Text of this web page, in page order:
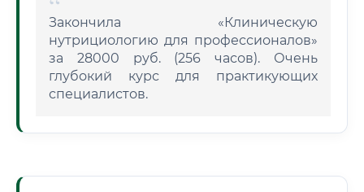
Закончила «Клиническую
нутрициологию для профессионалов»
за 28000 руб. (256 часов). Очень
глубокий курс для практикующих
специалистов.